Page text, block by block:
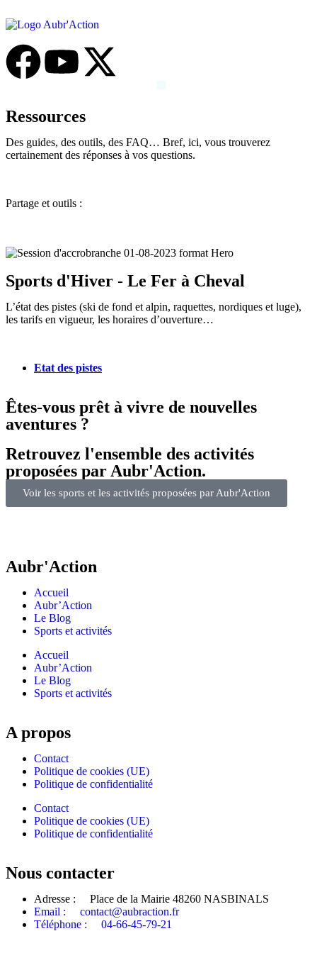
Ressources
Des guides, des outils, des FAQ… Bref, ici, vous trouverez
certainement des réponses à vos questions.
Partage et outils :
Sports d'Hiver - Le Fer à Cheval
L’état des pistes (ski de fond et alpin, raquettes, nordiques et luge),
les tarifs en vigueur, les horaires d’ouverture…
Etat des pistes
Êtes-vous prêt à vivre de nouvelles
aventures ?
Retrouvez l'ensemble des activités
proposées par Aubr'Action.
Voir les sports et les activités proposées par Aubr'Action
Aubr'Action
Accueil
Aubr’Action
Le Blog
Sports et activités
Accueil
Aubr’Action
Le Blog
Sports et activités
A propos
Contact
Politique de cookies (UE)
Politique de confidentialité
Contact
Politique de cookies (UE)
Politique de confidentialité
Nous contacter
Adresse : Place de la Mairie 48260 NASBINALS
Email : contact@aubraction.fr
Téléphone : 04-66-45-79-21